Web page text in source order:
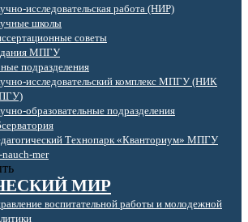
исследовательская работа (НИР)
школы
советы
МПГУ
подразделения
исследовательский комплекс МПГУ (НИК
образовательные подразделения
Технопарк «Кванториум» МПГУ
МИР
воспитательной работы и молодежной